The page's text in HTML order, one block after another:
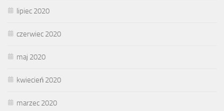
lipiec 2020
czerwiec 2020
maj 2020
kwiecień 2020
marzec 2020